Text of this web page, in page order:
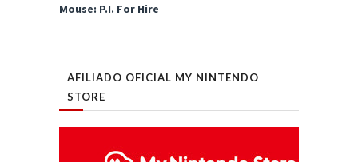
Mouse: P.I. For Hire
AFILIADO OFICIAL MY NINTENDO
STORE